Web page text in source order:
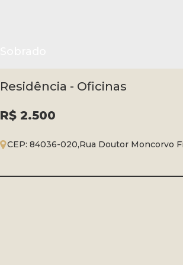
Residência - Oficinas
R$2.500
CEP: 84036-020,Rua Doutor Moncorvo